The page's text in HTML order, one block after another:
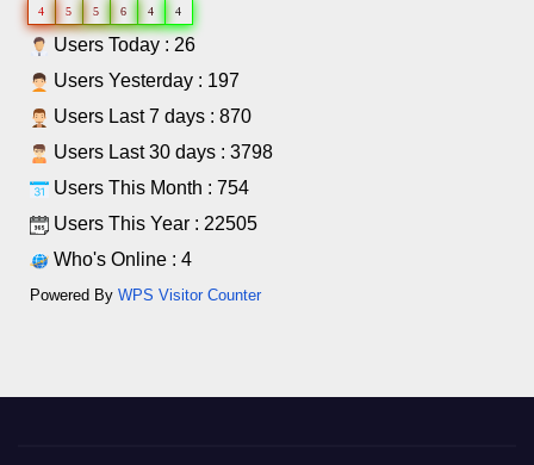
4 5 5 6 4 4
Users Today : 26
Users Yesterday : 197
Users Last 7 days : 870
Users Last 30 days : 3798
Users This Month : 754
Users This Year : 22505
Who's Online : 4
Powered By WPS Visitor Counter